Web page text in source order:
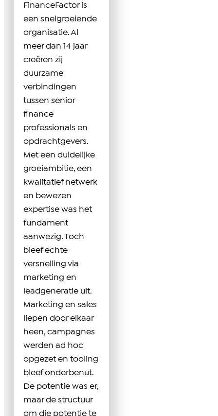
FinanceFactor is
een snelgroeiende
organisatie. Al
meer dan 14 jaar
creëren zij
duurzame
verbindingen
tussen senior
finance
professionals en
opdrachtgevers.
Met een duidelijke
groeiambitie, een
kwalitatief netwerk
en bewezen
expertise was het
fundament
aanwezig. Toch
bleef echte
versnelling via
marketing en
leadgeneratie uit.
Marketing en sales
liepen door elkaar
heen, campagnes
werden ad hoc
opgezet en tooling
bleef onderbenut.
De potentie was er,
maar de structuur
om die potentie te